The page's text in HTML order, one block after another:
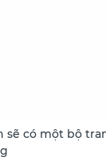
sẽ có một bộ